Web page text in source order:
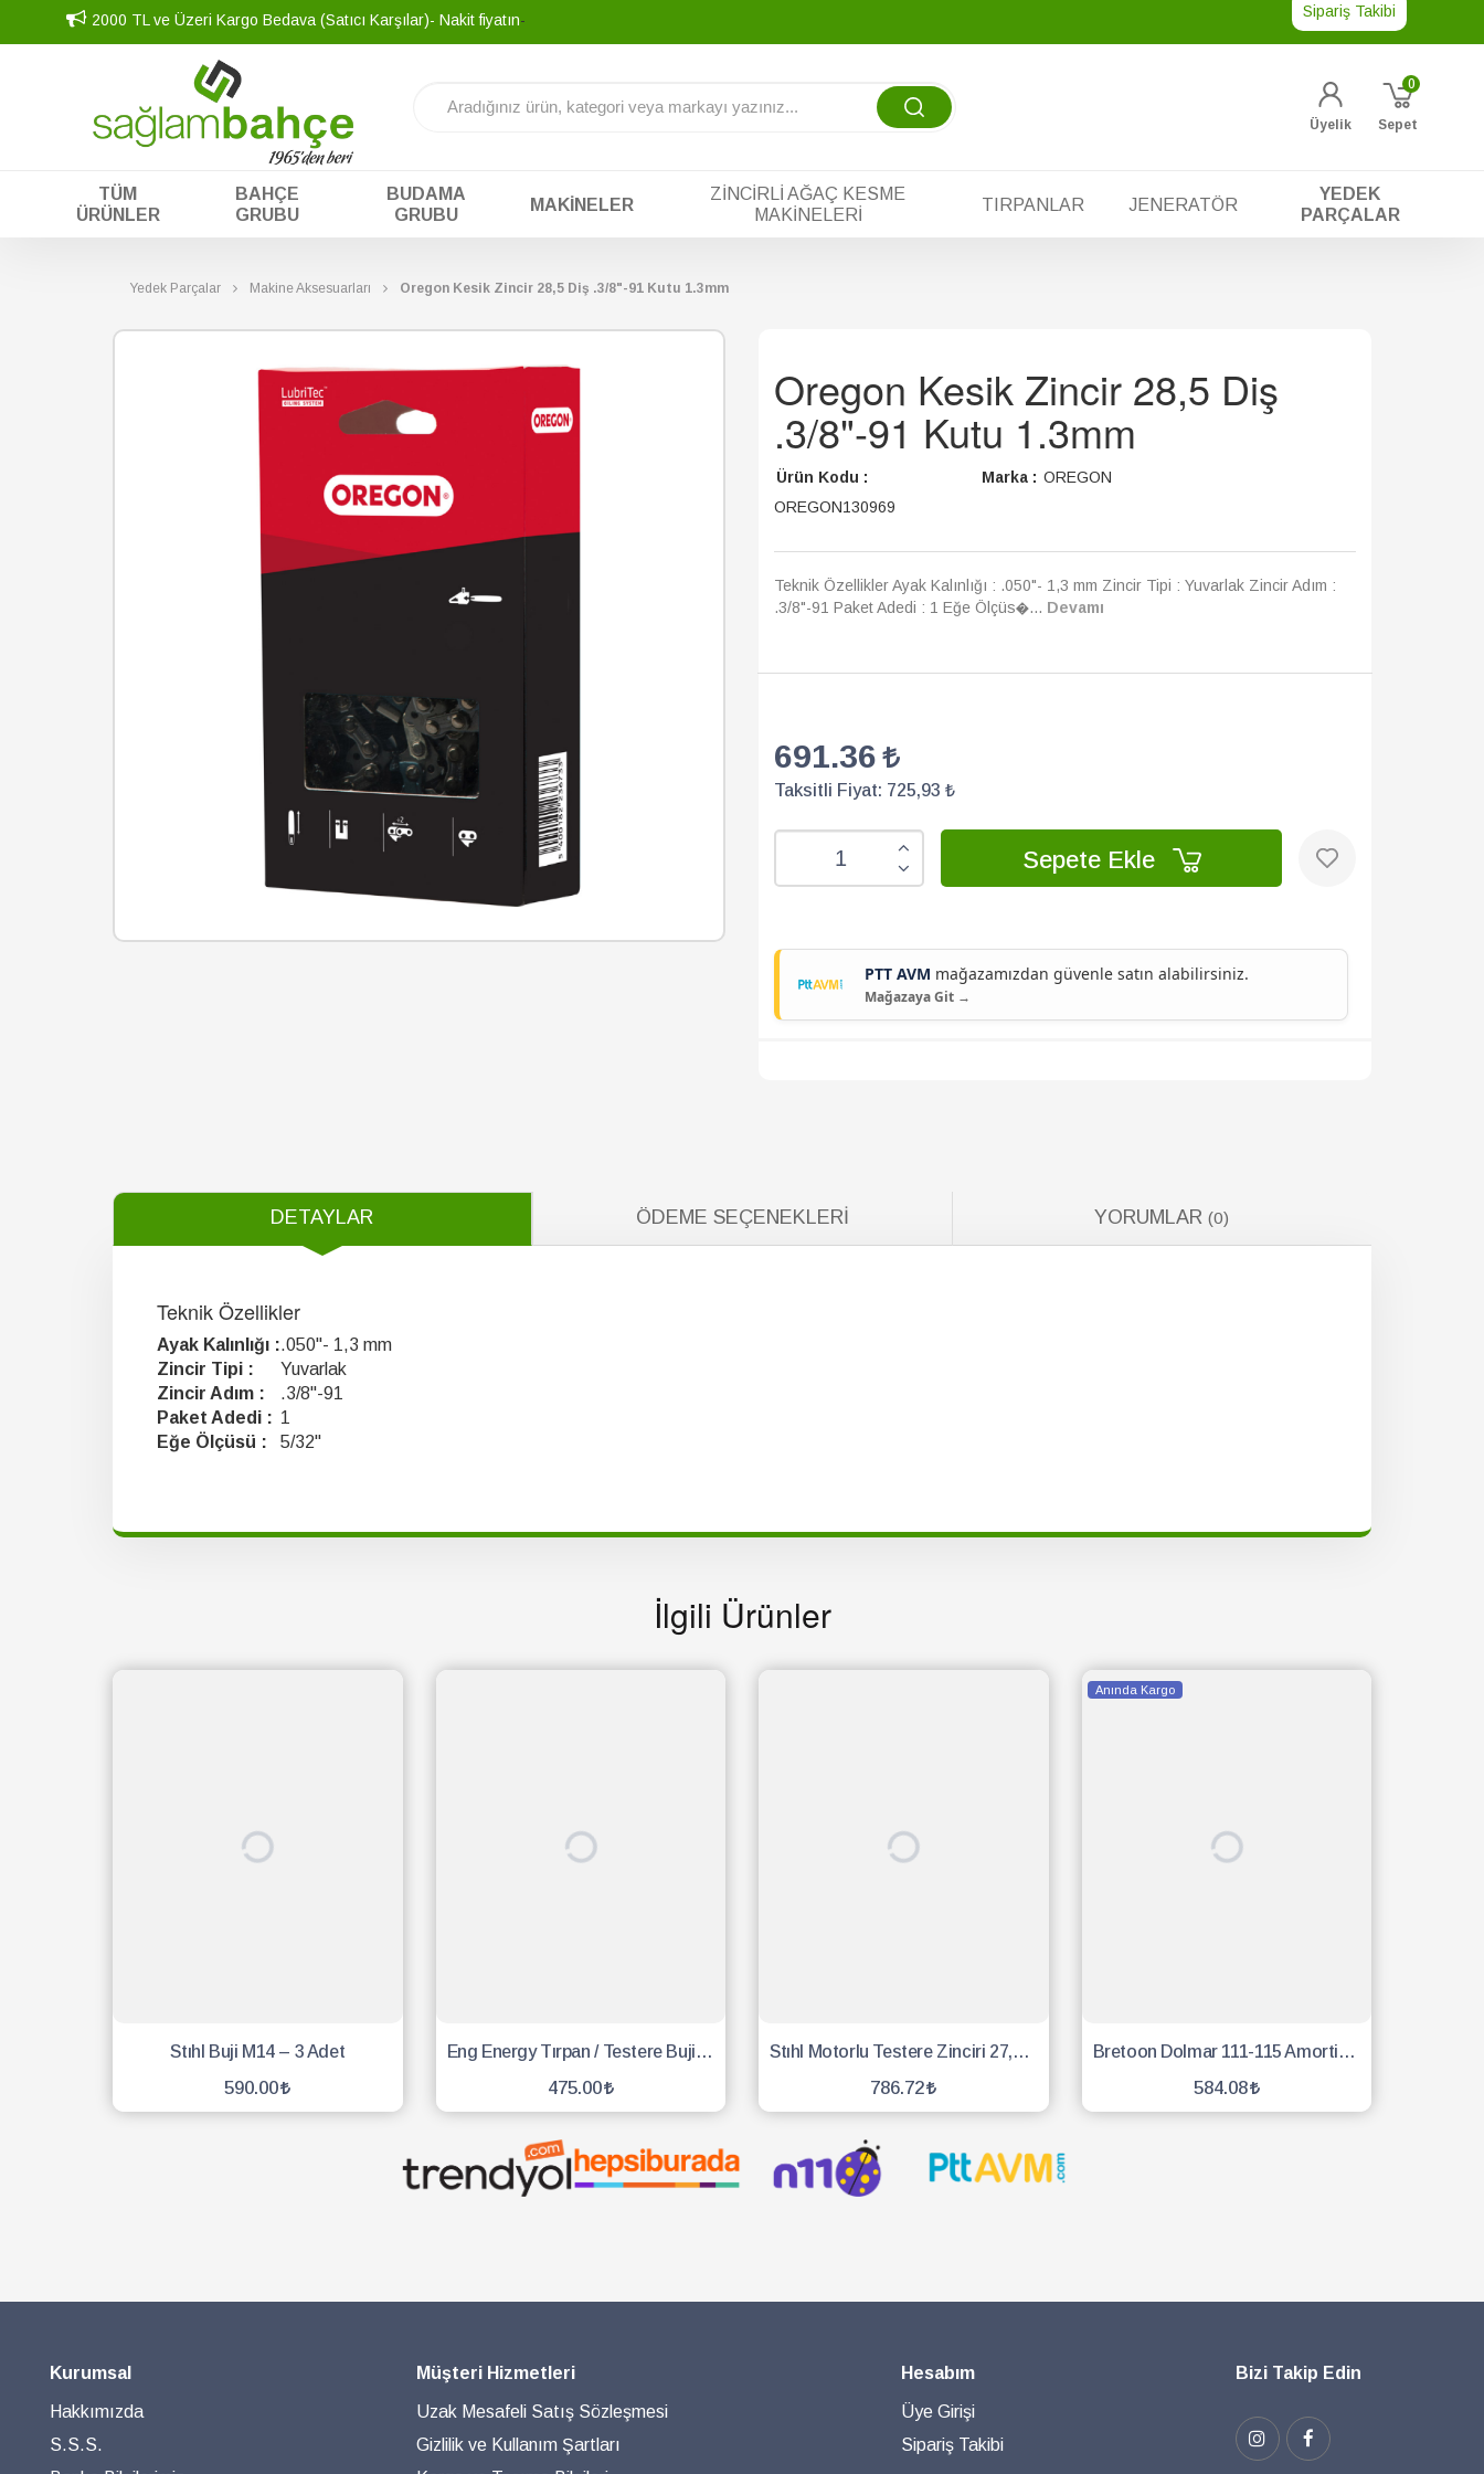
2000 TL ve Üzeri Kargo Bedava (Satıcı Karşılar)- Nakit fiyatına tek yada Sipariş Takibi
Üyelik Sepet
0
TÜM
ÜRÜNLER
BAHÇE
GRUBU
BUDAMA
GRUBU
MAKINELER
ZINCIRLI AĞAÇ KESME
MAKINELERI
TIRPANLAR JENERATÖR
YEDEK
PARÇALAR
Yedek Parçalar Makine Aksesuarları Oregon Kesik Zincir 28,5 Diş .3/8"-91 Kutu 1.3mm
Oregon Kesik Zincir 28,5 Diş
.3/8"-91 Kutu 1.3mm
Ürün Kodu :
OREGON130969
Marka : OREGON
Teknik Özellikler Ayak Kalınlığı : .050"- 1,3 mm Zincir Tipi : Yuvarlak Zincir Adım :
.3/8"-91 Paket Adedi : 1 Eğe Ölçüs�... Devamı
691.36
Taksitli Fiyat: 725,93 ₺
Sepete Ekle
PTT AVM mağazamızdan güvenle satın alabilirsiniz.
Mağazaya Git →
DETAYLAR ÖDEME SEÇENEKLERI YORUMLAR(0)
Teknik Özellikler
Ayak Kalınlığı :.050"- 1,3 mm
Zincir Tipi :
Yuvarlak
Zincir Adım :
.3/8"-91
Paket Adedi : 1
Eğe Ölçüsü :
5/32"
İlgili Ürünler
Stıhl Buji M14 – 3 Adet
590.00
Eng Energy Tırpan / Testere Buji - 10 Adet
475.00
SEPETE EKLE
Stıhl Motorlu Testere Zinciri 27,5 Diş 91
786.72
SEPETE EKLE
Anında Kargo
Bretoon Dolmar 111-115 Amortisör Vidalı - 3 Adet
584.08
Kurumsal
Hakkımızda
S.S.S.
Müşteri Hizmetleri
Uzak Mesafeli Satış Sözleşmesi
Gizlilik ve Kullanım Şartları
Hesabım
Üye Girişi
Sipariş Takibi
Bizi Takip Edin